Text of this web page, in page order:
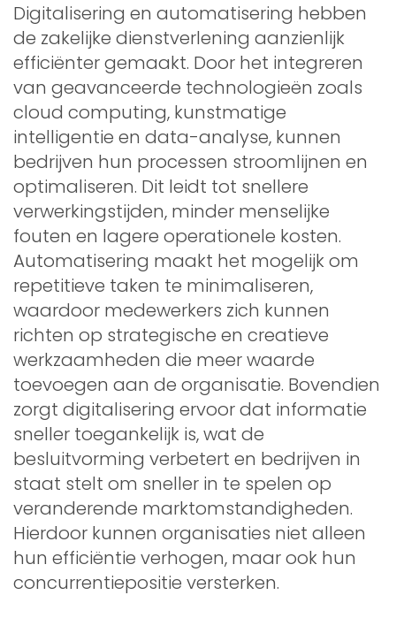
Digitalisering en automatisering hebben
de zakelijke dienstverlening aanzienlijk
efficiënter gemaakt. Door het integreren
van geavanceerde technologieën zoals
cloud computing, kunstmatige
intelligentie en data-analyse, kunnen
bedrijven hun processen stroomlijnen en
optimaliseren. Dit leidt tot snellere
verwerkingstijden, minder menselijke
fouten en lagere operationele kosten.
Automatisering maakt het mogelijk om
repetitieve taken te minimaliseren,
waardoor medewerkers zich kunnen
richten op strategische en creatieve
werkzaamheden die meer waarde
toevoegen aan de organisatie. Bovendien
zorgt digitalisering ervoor dat informatie
sneller toegankelijk is, wat de
besluitvorming verbetert en bedrijven in
staat stelt om sneller in te spelen op
veranderende marktomstandigheden.
Hierdoor kunnen organisaties niet alleen
hun efficiëntie verhogen, maar ook hun
concurrentiepositie versterken.